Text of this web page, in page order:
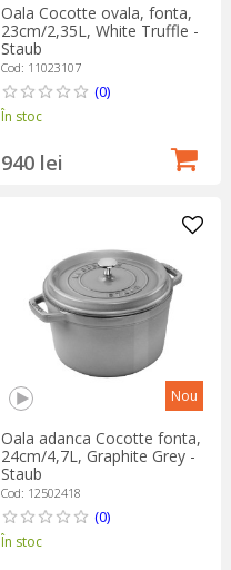
Oala Cocotte ovala, fonta,
23cm/2,35L, White Truffle -
Staub
Cod: 11023107
(0)
În stoc
940 lei
Nou
Oala adanca Cocotte fonta,
24cm/4,7L, Graphite Grey -
Staub
Cod: 12502418
(0)
În stoc